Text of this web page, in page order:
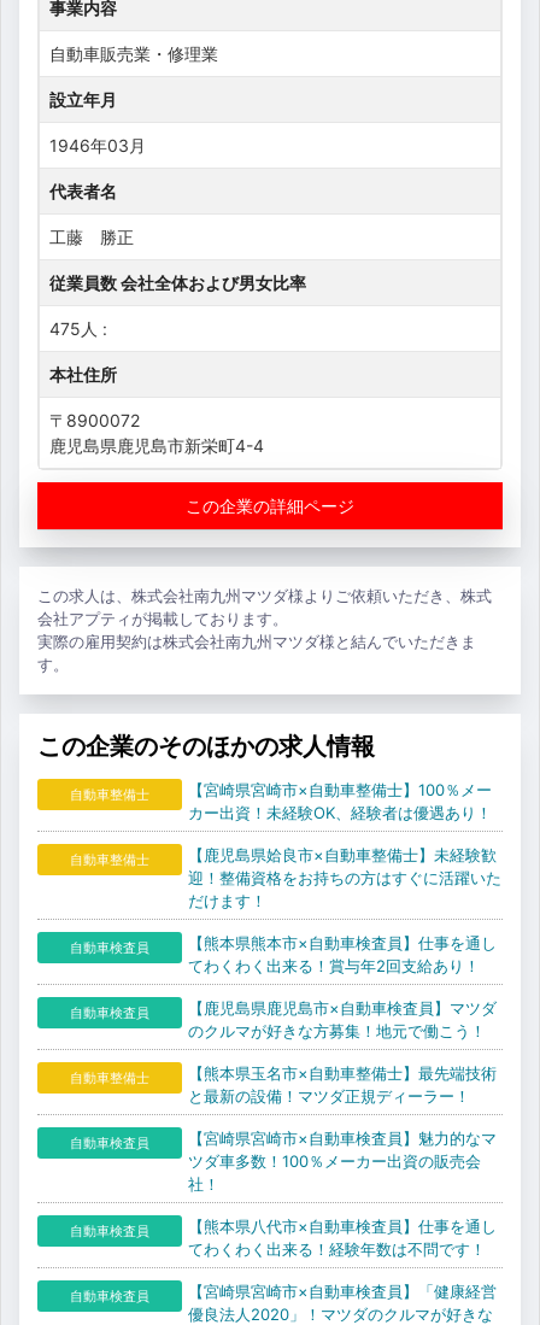
事業内容
自動車販売業・修理業
設立年月
1946年03月
代表者名
工藤 勝正
従業員数 会社全体および男女比率
475人 :
本社住所
〒8900072
鹿児島県鹿児島市新栄町4-4
この企業の詳細ページ
この求人は、株式会社南九州マツダ様よりご依頼いただき、株式
会社アプティが掲載しております。
実際の雇用契約は株式会社南九州マツダ様と結んでいただきま
す。
この企業のそのほかの求人情報
自動車整備士
【宮崎県宮崎市×自動車整備士】100％メー
カー出資！未経験OK、経験者は優遇あり！
自動車整備士
【鹿児島県姶良市×自動車整備士】未経験歓
迎！整備資格をお持ちの方はすぐに活躍いた
だけます！
自動車検査員
【熊本県熊本市×自動車検査員】仕事を通し
てわくわく出来る！賞与年2回支給あり！
自動車検査員
【鹿児島県鹿児島市×自動車検査員】マツダ
のクルマが好きな方募集！地元で働こう！
自動車整備士
【熊本県玉名市×自動車整備士】最先端技術
と最新の設備！マツダ正規ディーラー！
自動車検査員
【宮崎県宮崎市×自動車検査員】魅力的なマ
ツダ車多数！100％メーカー出資の販売会
社！
自動車検査員
【熊本県八代市×自動車検査員】仕事を通し
てわくわく出来る！経験年数は不問です！
自動車検査員
【宮崎県宮崎市×自動車検査員】「健康経営
優良法人2020」！マツダのクルマが好きな